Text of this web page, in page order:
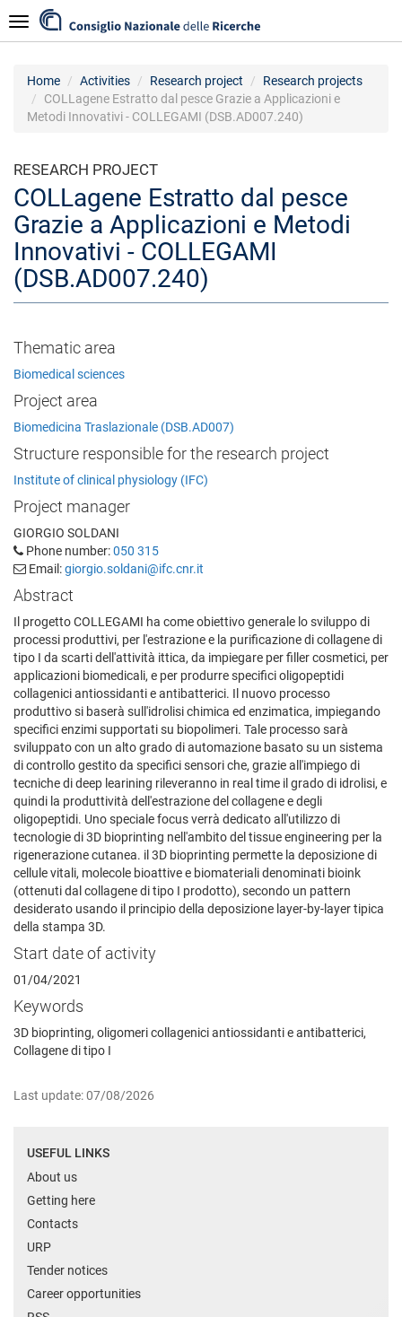
to
main
Navigazione
Home Activities Research project
Research projects
COLLagene Estratto dal pesce Grazie a Applicazioni e
Metodi Innovativi - COLLEGAMI (DSB.AD007.240)
RESEARCH PROJECT
COLLagene Estratto dal pesce
Grazie a Applicazioni e Metodi
Innovativi - COLLEGAMI
(DSB.AD007.240)
Thematic area
Biomedical sciences
Project area
Biomedicina Traslazionale (DSB.AD007)
Structure responsible for the research project
Institute of clinical physiology (IFC)
Project manager
GIORGIO SOLDANI
Phone number:050 315
Email:giorgio.soldani@ifc.cnr.it
Abstract
Il progetto COLLEGAMI ha come obiettivo generale lo sviluppo di
processi produttivi, per l'estrazione e la purificazione di collagene di
tipo I da scarti dell'attività ittica, da impiegare per filler cosmetici, per
applicazioni biomedicali, e per produrre specifici oligopeptidi
collagenici antiossidanti e antibatterici. Il nuovo processo
produttivo si baserà sull'idrolisi chimica ed enzimatica, impiegando
specifici enzimi supportati su biopolimeri. Tale processo sarà
sviluppato con un alto grado di automazione basato su un sistema
di controllo gestito da specifici sensori che, grazie all'impiego di
tecniche di deep learining rileveranno in real time il grado di idrolisi, e
quindi la produttività dell'estrazione del collagene e degli
oligopeptidi. Uno speciale focus verrà dedicato all'utilizzo di
tecnologie di 3D bioprinting nell'ambito del tissue engineering per la
rigenerazione cutanea. il 3D bioprinting permette la deposizione di
cellule vitali, molecole bioattive e biomateriali denominati bioink
(ottenuti dal collagene di tipo I prodotto), secondo un pattern
desiderato usando il principio della deposizione layer-by-layer tipica
della stampa 3D.
Start date of activity
01/04/2021
Keywords
3D bioprinting, oligomeri collagenici antiossidanti e antibatterici,
Collagene di tipo I
Last update: 07/08/2026
USEFUL LINKS
About us
Getting here
Contacts
URP
Tender notices
Career opportunities